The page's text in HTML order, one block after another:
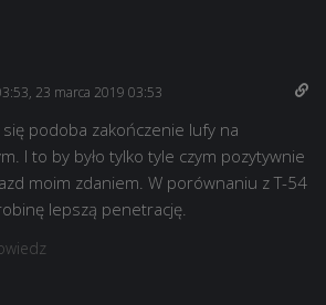
23 marca 2019 03:53
podoba zakończenie lufy na
I to by było tylko tyle czym pozytywnie
moim zdaniem. W porównaniu z T-54
lepszą penetrację.